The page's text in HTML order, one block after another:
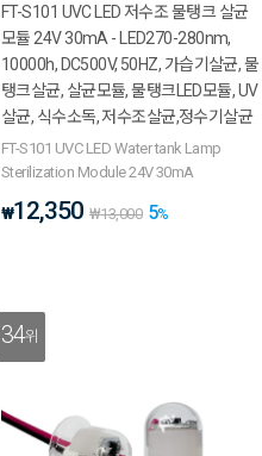
FT-S101 UVC LED 저수조 물탱크 살균
모듈 24V 30mA - LED270-280nm,
10000h, DC500V, 50HZ, 가습기살균, 물
탱크살균, 살균모듈, 물탱크LED모듈, UV
살균, 식수소독, 저수조살균,정수기살균
FT-S101 UVC LED Water tank Lamp
Sterilization Module 24V 30mA
₩12,350 ₩13,000 5%
34위